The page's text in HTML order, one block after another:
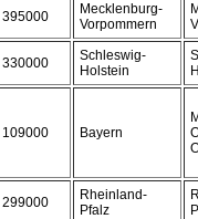
395000
Mecklenburg-
Vorpommern
330000
Schleswig-
Holstein
109000 Bayern
299000
Rheinland-
Pfalz